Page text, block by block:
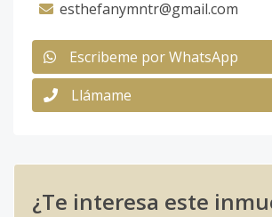
esthefanymntr@gmail.com
Escribeme por WhatsApp
Llámame
¿Te interesa este